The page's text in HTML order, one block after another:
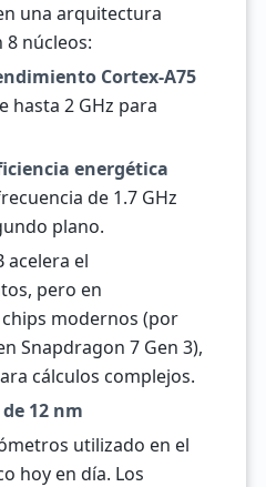
una arquitectura
núcleos:
Cortex-A75
hasta 2 GHz para
energética
de 1.7 GHz
plano.
acelera el
pero en
modernos (por
Snapdragon 7 Gen 3),
cálculos complejos.
12 nm
utilizado en el
hoy en día. Los